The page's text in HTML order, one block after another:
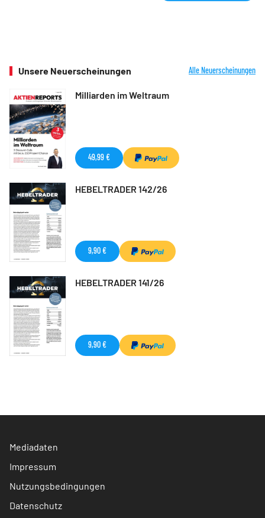
Unsere Neuerscheinungen Alle Neuerscheinungen
Milliarden im Weltraum
49,99 €
HEBELTRADER 142/26
9,90 €
HEBELTRADER 141/26
9,90 €
Mediadaten
Impressum
Nutzungsbedingungen
Datenschutz